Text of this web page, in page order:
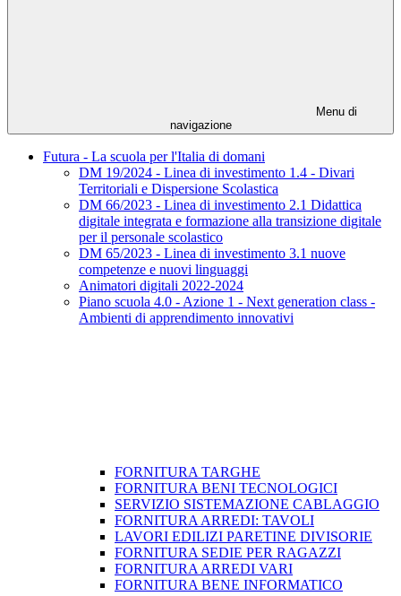
Menu di
navigazione
Futura - La scuola per l'Italia di domani
DM 19/2024 - Linea di investimento 1.4 - Divari
Territoriali e Dispersione Scolastica
DM 66/2023 - Linea di investimento 2.1 Didattica
digitale integrata e formazione alla transizione digitale
per il personale scolastico
DM 65/2023 - Linea di investimento 3.1 nuove
competenze e nuovi linguaggi
Animatori digitali 2022-2024
Piano scuola 4.0 - Azione 1 - Next generation class -
Ambienti di apprendimento innovativi
FORNITURA TARGHE
FORNITURA BENI TECNOLOGICI
SERVIZIO SISTEMAZIONE CABLAGGIO
FORNITURA ARREDI: TAVOLI
LAVORI EDILIZI PARETINE DIVISORIE
FORNITURA SEDIE PER RAGAZZI
FORNITURA ARREDI VARI
FORNITURA BENE INFORMATICO